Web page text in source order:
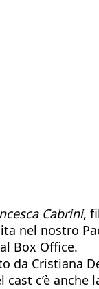
Cabrini,
nel nostro
Box Office.
da Cristiana
c’è